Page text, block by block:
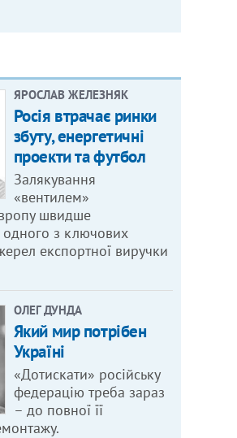
ЯРОСЛАВ ЖЕЛЕЗНЯК
Росія втрачає ринки
збуту, енергетичні
проекти та футбол
Залякування
«вентилем»
швидше
одного з ключових
експортної виручки
ОЛЕГ ДУНДА
Який мир потрібен
Україні
«Дотискати» російську
федерацію треба зараз
– до повної її